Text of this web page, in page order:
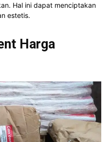
Hal ini dapat menciptakan
estetis.
Harga